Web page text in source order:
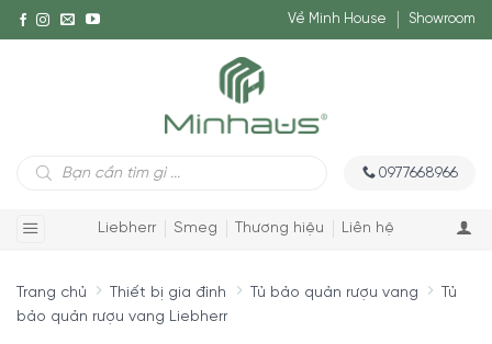
Về Minh House Showroom
Tìm
kiếm
0977668966
Liebherr Smeg Thương hiệu Liên hệ
Trang chủ Thiết bị gia đình Tủ bảo quản rượu vang
Tủ
bảo quản rượu vang Liebherr